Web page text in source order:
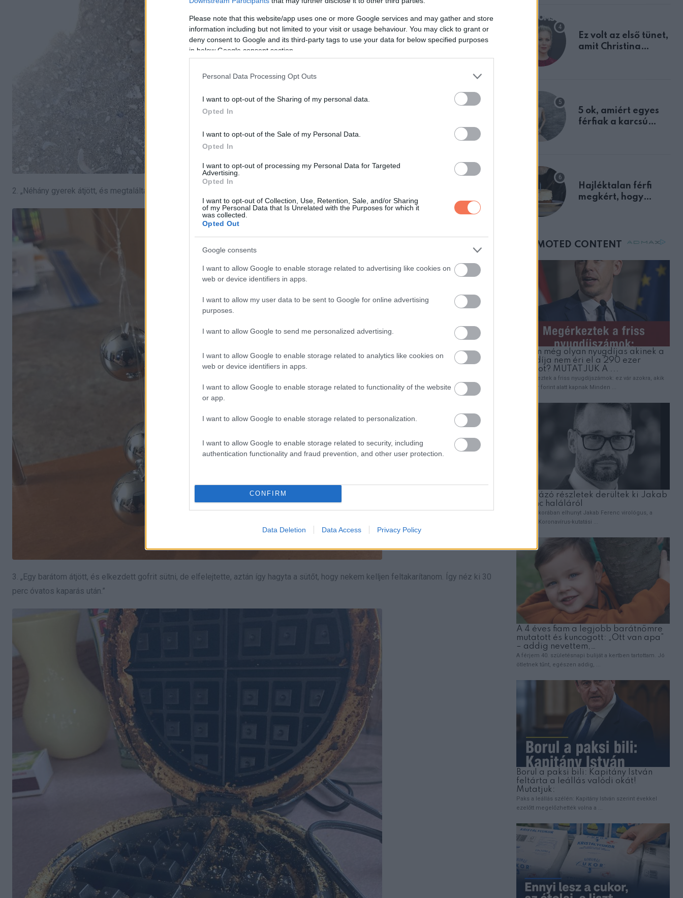
Please note that this website/app uses one or more Google services and may gather and store
information including but not limited to your visit or usage behaviour. You may click to grant or
deny consent to Google and its third-party tags to use your data for below specified purposes
in below Google consent section.
Personal Data Processing Opt Outs
I want to opt-out of the Sharing of my personal data.
Opted In
I want to opt-out of the Sale of my Personal Data.
Opted In
I want to opt-out of processing my Personal Data for Targeted
Advertising.
Opted In
I want to opt-out of Collection, Use, Retention, Sale, and/or Sharing
of my Personal Data that Is Unrelated with the Purposes for which it
was collected.
Opted Out
Google consents
I want to allow Google to enable storage related to advertising like cookies on
web or device identifiers in apps.
I want to allow my user data to be sent to Google for online advertising
purposes.
I want to allow Google to send me personalized advertising.
I want to allow Google to enable storage related to analytics like cookies on
web or device identifiers in apps.
I want to allow Google to enable storage related to functionality of the website
or app.
I want to allow Google to enable storage related to personalization.
I want to allow Google to enable storage related to security, including
authentication functionality and fraud prevention, and other user protection.
CONFIRM
Data Deletion Data Access Privacy Policy
2. „Néhány gyerek átjött, és megtalálta a Newton bölcsőmet, és az elmúlt két órát azzal töltöttem, hogy kibogozzam.”
3. „Egy barátom átjött, és elkezdett gofrit sütni, de elfelejtette, aztán így hagyta a sütőt, hogy nekem kelljen feltakarítanom. Így néz ki 30
perc óvatos kaparás után.”
Ez volt az első tünet,
amit Christina
5 ok, amiért egyes
férfiak a karcsú
Hajléktalan férfi
megkért, hogy
mellettem ült az első